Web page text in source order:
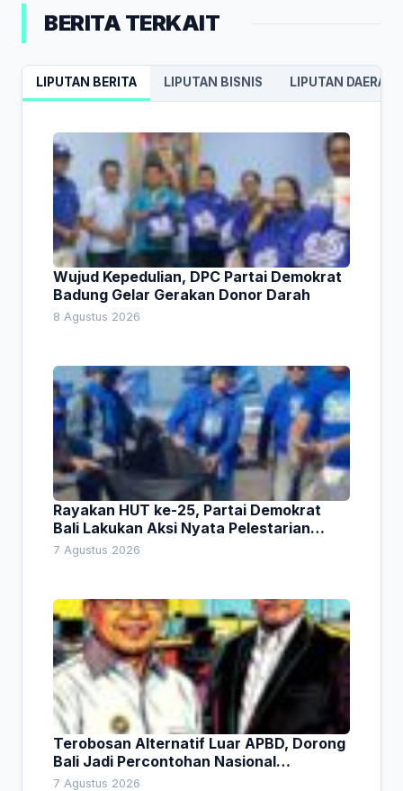
BERITA TERKAIT
LIPUTAN BERITA LIPUTAN BISNIS LIPUTAN DAERAH
Wujud Kepedulian, DPC Partai Demokrat
Badung Gelar Gerakan Donor Darah
8 Agustus 2026
Rayakan HUT ke-25, Partai Demokrat
Bali Lakukan Aksi Nyata Pelestarian
Lingkungan
7 Agustus 2026
Terobosan Alternatif Luar APBD, Dorong
Bali Jadi Percontohan Nasional
Pembiayaan Daerah
7 Agustus 2026